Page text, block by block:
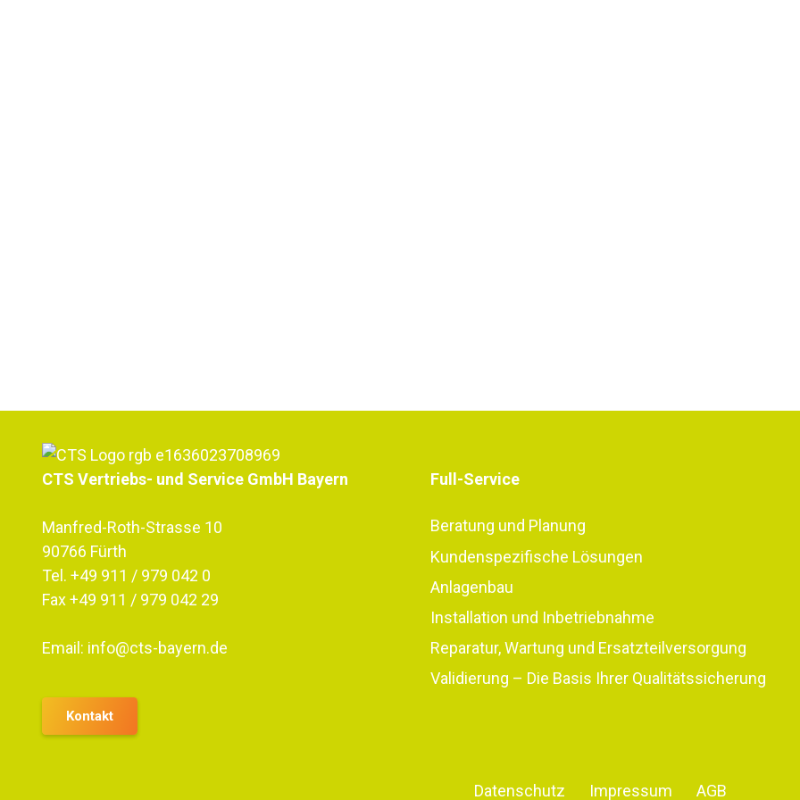
CTS Vertriebs- und Service GmbH Bayern
Manfred-Roth-Strasse 10
90766 Fürth
Tel. +49 911 / 979 042 0
Fax +49 911 / 979 042 29
Email: info@cts-bayern.de
Kontakt
Full-Service
Beratung und Planung
Kundenspezifische Lösungen
Anlagenbau
Installation und Inbetriebnahme
Reparatur, Wartung und Ersatzteilversorgung
Validierung – Die Basis Ihrer Qualitätssicherung
Datenschutz Impressum AGB